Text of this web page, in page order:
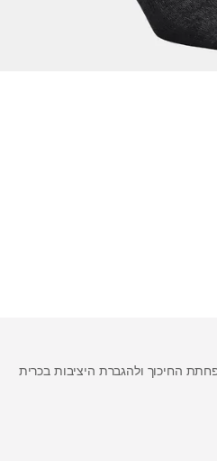
החיכוך ולהגברת היציבות בכרית